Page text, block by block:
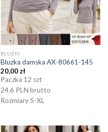
BLUZKI
Bluzka damska AX-80661-145
20,00zł
Paczka 12 szt
24.6 PLN brutto
Rozmiary S-XL